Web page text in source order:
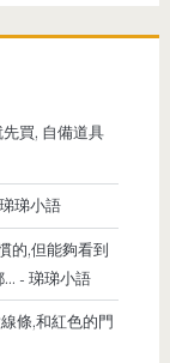
買, 自備道具
珶小語
的,但能夠看到
- 珶珶小語
條,和紅色的門